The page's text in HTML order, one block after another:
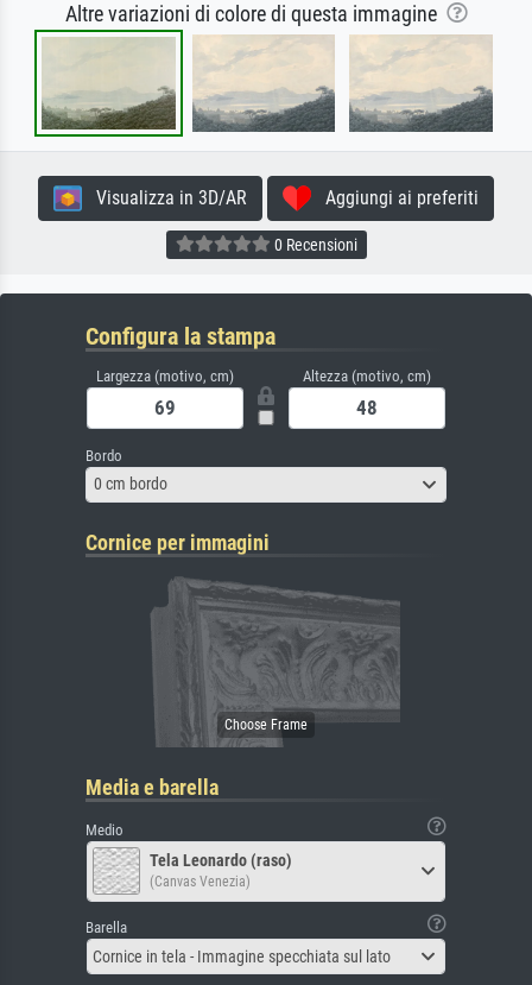
Altre variazioni di colore di questa immagine
Visualizza in 3D/AR Aggiungi ai preferiti
0 Recensioni
Configura la stampa
Largezza (motivo, cm) Altezza (motivo, cm)
Bordo
0 cm bordo
Cornice per immagini
Media e barella
Medio
Tela Leonardo (raso)
(Canvas Venezia)
Barella
Cornice in tela - Immagine specchiata sul lato